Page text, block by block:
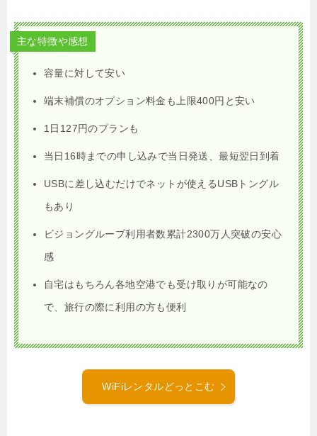
主な特徴や感想
容量に対して安い
端末補償のオプション料金も上限400円と安い
1日127円のプランも
当日16時までの申し込みで当日発送、最短翌日到着
USBに差し込むだけでネットが使えるUSBトングル
もあり
ビジョングループ利用者数累計2300万人突破の安心
感
自宅はもちろん各地空港でも受け取りが可能なの
で、旅行の際に利用の方も便利
WiFiレンタルどっとこむ